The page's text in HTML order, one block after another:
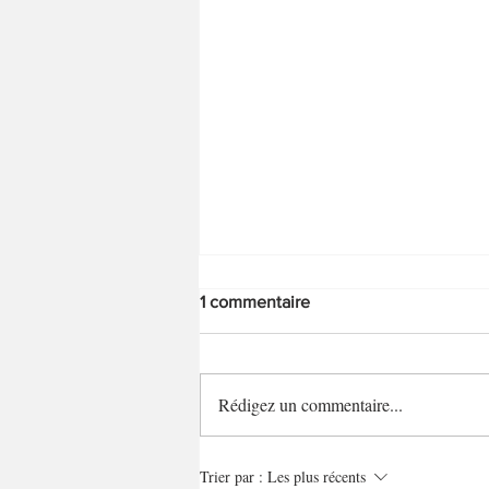
Savarins hot dog
1 commentaire
Rédigez un commentaire...
Trier par : Les plus récents